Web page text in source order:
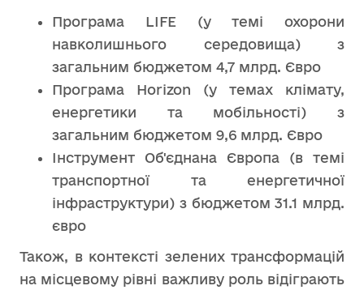
Програма LIFE (у темі охорони
навколишнього середовища) з
загальним бюджетом 4,7 млрд. Євро
Програма Horizon (у темах клімату,
енергетики та мобільності) з
загальним бюджетом 9,6 млрд. Євро
Інструмент Об'єднана Європа (в темі
транспортної та енергетичної
інфраструктури) з бюджетом 31.1 млрд.
євро
Також, в контексті зелених трансформацій
на місцевому рівні важливу роль відіграють